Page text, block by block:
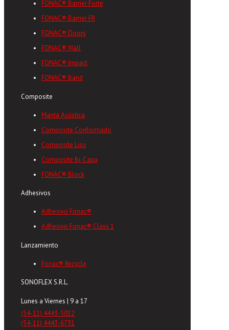
FONAC® Barrier Forte
FONAC® Barrier FR
FONAC® Doors
FONAC® Wall
FONAC® Impact
FONAC® Band
Composite
Manta Acústica
Composite Conformado
Composite Liso
Composite Bi-Capa
FONAC® Block
Adhesivos
Adhesivo Fonac®
Adhesivo Fonac® Class 1
Lanzamiento
Fonac® Recycle
SONOFLEX S.R.L.
Lunes a Viernes | 9 a 17
(54-11) 4443-5012
(54-11) 4443-6731